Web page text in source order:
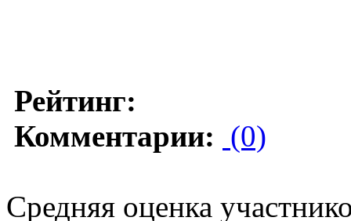
Рейтинг:
Комментарии: (0)
Средняя оценка